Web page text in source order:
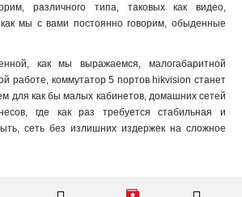
различного типа, таковых как видео,
мы с вами постоянно говорим, обыденные
как мы выражаемся, малогабаритной
работе, коммутатор 5 портов hikvision станет
для как бы малых кабинетов, домашних сетей
где как раз требуется стабильная и
сеть без излишних издержек на сложное